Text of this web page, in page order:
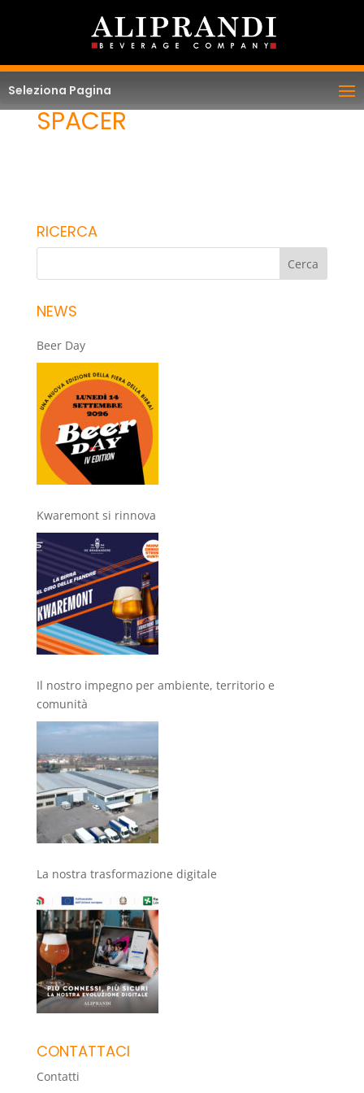
Seleziona Pagina
SPACER
RICERCA
NEWS
Beer Day
Kwaremont si rinnova
Il nostro impegno per ambiente, territorio e
comunità
La nostra trasformazione digitale
CONTATTACI
Contatti